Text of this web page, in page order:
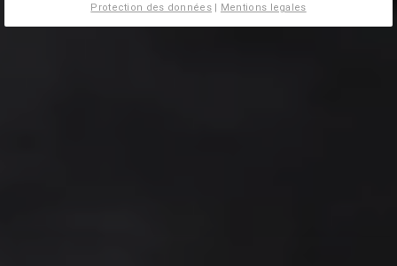
Protection des données| Mentions legales